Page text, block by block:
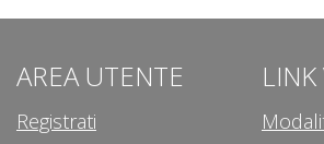
AREA UTENTE
Registrati
LINK